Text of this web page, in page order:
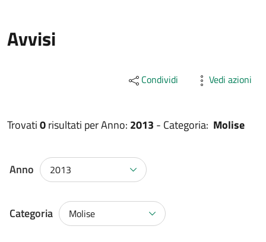
Avvisi
Condividi Vedi azioni
Trovati0risultati perAnno: 2013 - Categoria: Molise
Anno 2013
Categoria Molise